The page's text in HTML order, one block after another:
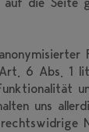
6 Abs. 1
uns